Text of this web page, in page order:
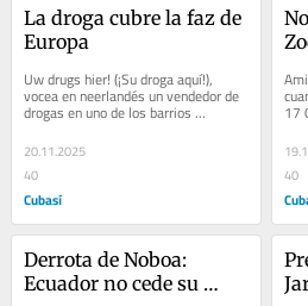
La droga cubre la faz de
Europa
Uw drugs hier! (¡Su droga aquí!),
vocea en neerlandés un vendedor de
drogas en uno de los barrios
“íntimos” de Bruselas, la capital de...
20.11.2025
40
Cubasí
17
40
Derrota de Noboa:
Ecuador no cede su